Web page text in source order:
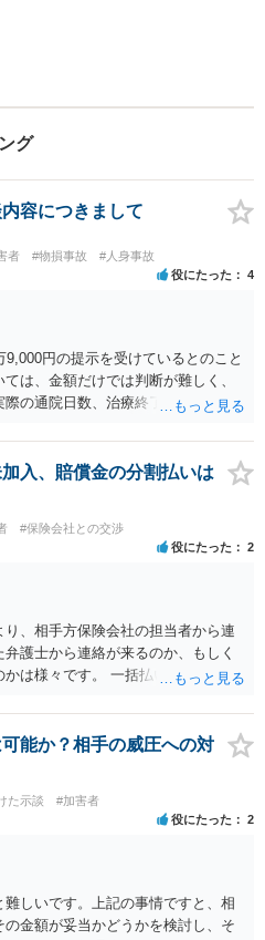
グ
容につきまして
者 #物損事故 #人身事故
役にたった 4
円の提示を受けているとのこと
は、金額だけでは判断が難しく、
の通院日数、治療終了の経緯、後
から提示される慰謝料額について
増額を検討できる場合がありますの
上で、弁護士に個別に相談すること
険会社から届いている示談金額の提
容 ・治療開始日及び治療終了日
症状が残っているか ・叔母様ご本人
今回の事故で利用できる弁護士費
者は叔母様ご本人となりますの
母様ご本人の依頼意思等を確認す
な意思疎通が難しいとのことです
て、依頼意思の確認方法等を検討
入、賠償金の分割払いは
#保険会社との交渉
役にたった 2
、相手方保険会社の担当者から連
護士から連絡が来るのか、もしく
は様々です。 一括払いや分割払い
すれば、和解は可能です。 他方で
になります。 今後の見通しを知る為
の法律事務所で相談だけでもされる
能か？相手の威圧への対
た示談 #加害者
役にたった 2
しいです。上記の事情ですと、相
金額が妥当かどうかを検討し、そ